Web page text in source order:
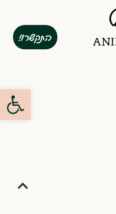
התקשרו!
פתח